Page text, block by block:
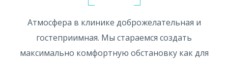
Атмосфера в клинике доброжелательная и
гостеприимная. Мы стараемся создать
максимально комфортную обстановку как для